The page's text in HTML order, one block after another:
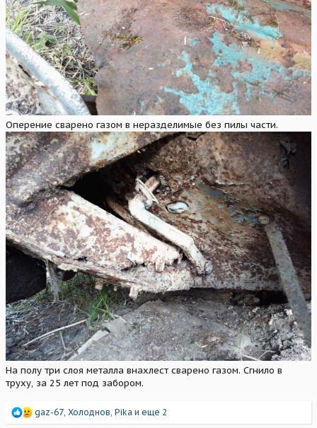
Оперение сварено газом в неразделимые без пилы части.
На полу три слоя металла внахлест сварено газом. Сгнило в
труху, за 25 лет под забором.
Р
gaz-67, Холоднов, Pika и еще 2